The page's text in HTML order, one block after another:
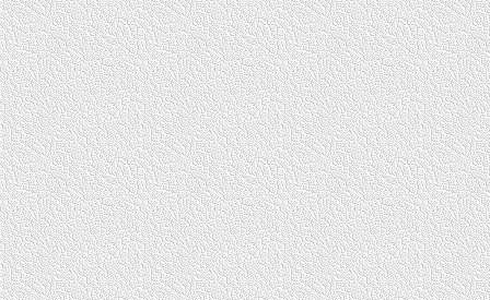
таких сооружений, и по всей России их менее 700. Тот, кто называет
радужные цифры, прибавляет к этому числу бассейны в банях и
клубах. Американцы превосходят нас по этому показателю примерно
раз, а может, и больше. И наши бассейны заняты в основном
оздоровительным плаванием, а не спортивным — за это люди готовы
платить деньги, а бассейны сейчас — это прежде всего коммерческие
объекты. И если раньше практически при каждом спортивном
спортшкола, в которой занимались 1–1,5 тыс. ребят от 6 до 18 лет, то
спортшкол осталось 450–500, и примерно треть из них фактически не
занимается подготовкой спортсменов.
— И все же можно найти человек двадцать выдающихся пловцов
стране с населением 140 млн?
— Пока мы наполняем нашу сборную чайной ложкой, мы рискуем